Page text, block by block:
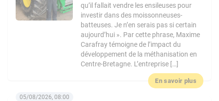
qu’il fallait vendre les ensileuses pour
investir dans des moissonneuses-
batteuses. Je n’en serais pas si certain
aujourd’hui ». Par cette phrase, Maxime
Carafray témoigne de l’impact du
développement de la méthanisation en
Centre-Bretagne. L’entreprise […]
En savoir plus
05/08/2026, 08:00